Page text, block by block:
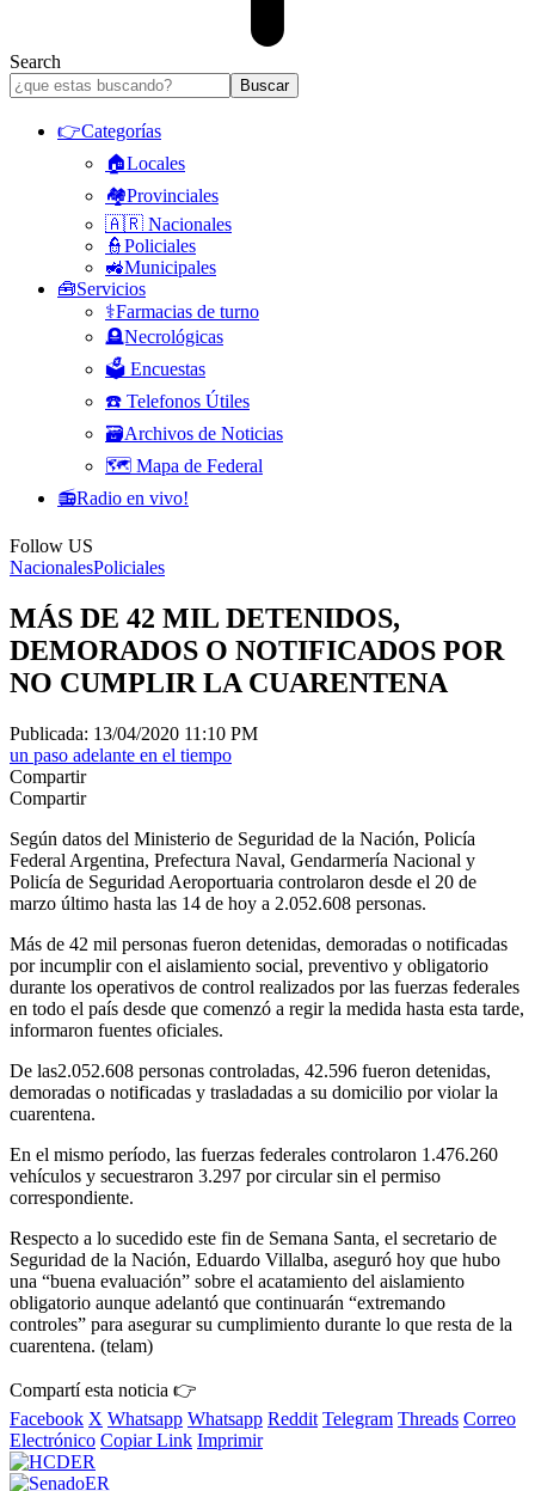
Search
👉Categorías
🏠Locales
🏘️Provinciales
🇦🇷 Nacionales
👮Policiales
🚜Municipales
🧰Servicios
⚕️Farmacias de turno
🪦Necrológicas
🗳️ Encuestas
☎️ Telefonos Útiles
🗃️Archivos de Noticias
🗺️ Mapa de Federal
📻Radio en vivo!
Follow US
NacionalesPoliciales
MÁS DE 42 MIL DETENIDOS,
DEMORADOS O NOTIFICADOS POR
NO CUMPLIR LA CUARENTENA
Publicada: 13/04/2020 11:10 PM
un paso adelante en el tiempo
Compartir
Compartir
Según datos del Ministerio de Seguridad de la Nación, Policía
Federal Argentina, Prefectura Naval, Gendarmería Nacional y
Policía de Seguridad Aeroportuaria controlaron desde el 20 de
marzo último hasta las 14 de hoy a 2.052.608 personas.
Más de 42 mil personas fueron detenidas, demoradas o notificadas
por incumplir con el aislamiento social, preventivo y obligatorio
durante los operativos de control realizados por las fuerzas federales
en todo el país desde que comenzó a regir la medida hasta esta tarde,
informaron fuentes oficiales.
De las2.052.608 personas controladas, 42.596 fueron detenidas,
demoradas o notificadas y trasladadas a su domicilio por violar la
cuarentena.
En el mismo período, las fuerzas federales controlaron 1.476.260
vehículos y secuestraron 3.297 por circular sin el permiso
correspondiente.
Respecto a lo sucedido este fin de Semana Santa, el secretario de
Seguridad de la Nación, Eduardo Villalba, aseguró hoy que hubo
una “buena evaluación” sobre el acatamiento del aislamiento
obligatorio aunque adelantó que continuarán “extremando
controles” para asegurar su cumplimiento durante lo que resta de la
cuarentena. (telam)
Compartí esta noticia 👉
Facebook X Whatsapp Whatsapp Reddit Telegram Threads Correo
Electrónico Copiar Link Imprimir